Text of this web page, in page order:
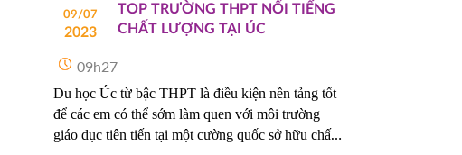
09/07
2023
TOP TRƯỜNG THPT NỔI TIẾNG
CHẤT LƯỢNG TẠI ÚC
09h27
Du học Úc từ bậc THPT là điều kiện nền tảng tốt
để các em có thể sớm làm quen với môi trường
giáo dục tiên tiến tại một cường quốc sở hữu chất